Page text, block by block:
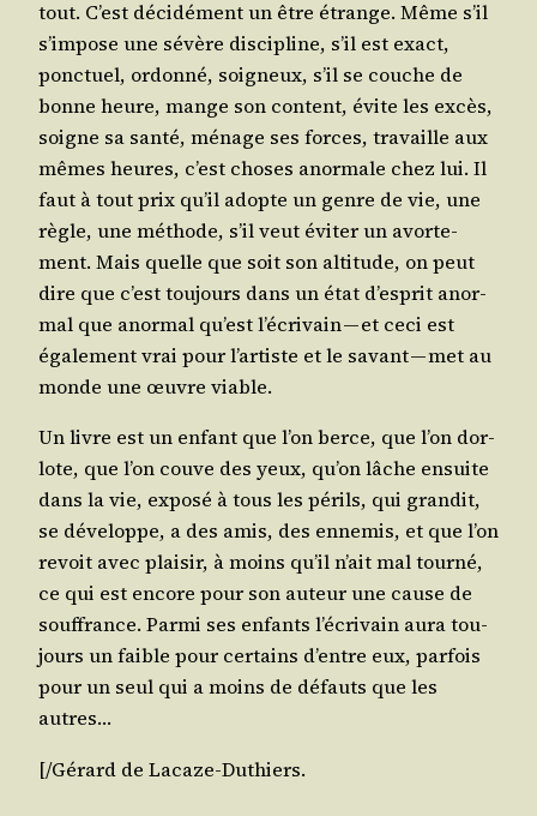
tout. C’est déci­dé­ment un être étrange. Même s’il
s’im­pose une sévère dis­ci­pline, s’il est exact,
ponc­tuel, ordon­né, soi­gneux, s’il se couche de
bonne heure, mange son content, évite les excès,
soigne sa san­té, ménage ses forces, tra­vaille aux
mêmes heures, c’est choses anor­male chez lui. Il
faut à tout prix qu’il adopte un genre de vie, une
règle, une méthode, s’il veut évi­ter un avor­te­
ment. Mais quelle que soit son alti­tude, on peut
dire que c’est tou­jours dans un état d’es­prit anor­
mal que anor­mal qu’est l’é­cri­vain — et ceci est
éga­le­ment vrai pour l’ar­tiste et le savant — met au
monde une œuvre viable.
Un livre est un enfant que l’on berce, que l’on dor­
lote, que l’on couve des yeux, qu’on lâche ensuite
dans la vie, expo­sé à tous les périls, qui gran­dit,
se déve­loppe, a des amis, des enne­mis, et que l’on
revoit avec plai­sir, à moins qu’il n’ait mal tour­né,
ce qui est encore pour son auteur une cause de
souf­france. Par­mi ses enfants l’é­cri­vain aura tou­
jours un faible pour cer­tains d’entre eux, par­fois
pour un seul qui a moins de défauts que les
autres…
[/​Gérard de Lacaze-Duthiers.